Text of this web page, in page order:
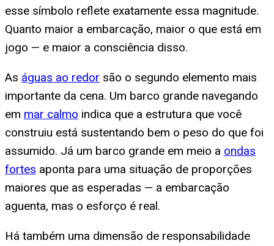
esse símbolo reflete exatamente essa magnitude.
Quanto maior a embarcação, maior o que está em
jogo — e maior a consciência disso.
As águas ao redor são o segundo elemento mais
importante da cena. Um barco grande navegando
em mar calmo indica que a estrutura que você
construiu está sustentando bem o peso do que foi
assumido. Já um barco grande em meio a ondas
fortes aponta para uma situação de proporções
maiores que as esperadas — a embarcação
aguenta, mas o esforço é real.
Há também uma dimensão de responsabilidade